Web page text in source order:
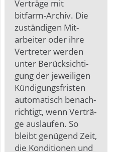
Ver­trä­ge mit
bitfarm-Archiv. Die
zu­stän­digen Mit­
arbei­ter oder ihre
Ver­treter wer­den
un­ter Be­rück­sich­ti­
gung der je­wei­ligen
Kün­digungs­fris­ten
auto­ma­tisch be­nach­
rich­tigt, wenn Ver­trä­
ge aus­lau­fen. So
bleibt ge­nü­gend Zeit,
die Kondi­tionen und